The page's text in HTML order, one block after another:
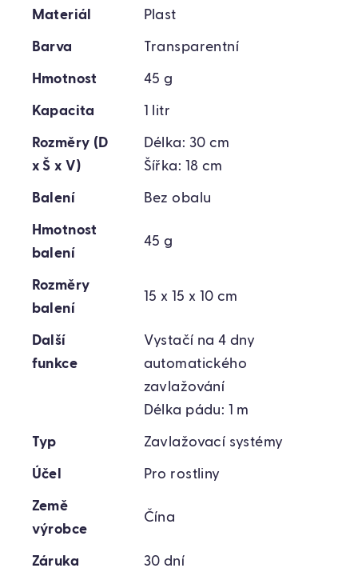
Materiál Plast
Barva Transparentní
Hmotnost 45 g
Kapacita 1 litr
Rozměry (D
x Š x V)
Délka: 30 cm
Šířka: 18 cm
Balení Bez obalu
Hmotnost
balení
45 g
Rozměry
balení
15 x 15 x 10 cm
Další
funkce
Vystačí na 4 dny
automatického
zavlažování
Délka pádu: 1 m
Typ Zavlažovací systémy
Účel Pro rostliny
Země
výrobce
Čína
Záruka 30 dní